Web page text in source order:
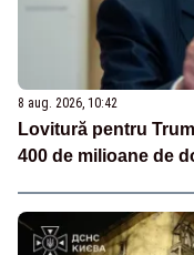
8 aug. 2026, 10:42
Lovitură pentru
400 de milioane de